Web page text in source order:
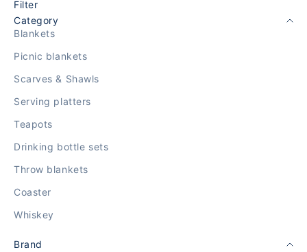
Filter
Category
Blankets
Picnic blankets
Scarves & Shawls
Serving platters
Teapots
Drinking bottle sets
Throw blankets
Coaster
Whiskey
Brand